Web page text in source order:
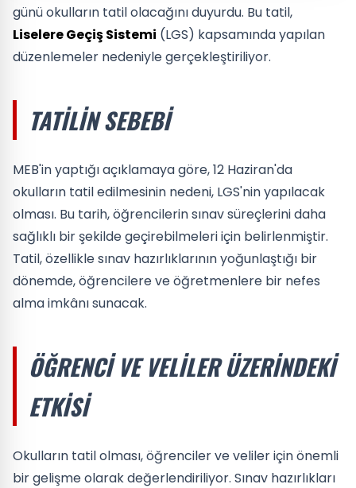
günü okulların tatil olacağını duyurdu. Bu tatil,
Liselere Geçiş Sistemi (LGS) kapsamında yapılan
düzenlemeler nedeniyle gerçekleştiriliyor.
TATILIN SEBEBI
MEB'in yaptığı açıklamaya göre, 12 Haziran'da
okulların tatil edilmesinin nedeni, LGS'nin yapılacak
olması. Bu tarih, öğrencilerin sınav süreçlerini daha
sağlıklı bir şekilde geçirebilmeleri için belirlenmiştir.
Tatil, özellikle sınav hazırlıklarının yoğunlaştığı bir
dönemde, öğrencilere ve öğretmenlere bir nefes
alma imkânı sunacak.
ÖĞRENCI VE VELILER ÜZERINDEKI
ETKISI
Okulların tatil olması, öğrenciler ve veliler için önemli
bir gelişme olarak değerlendiriliyor. Sınav hazırlıkları